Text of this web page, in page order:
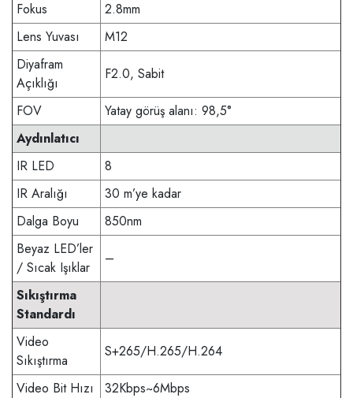
Fokus
2.8mm
Lens Yuvası
M12
Diyafram
Açıklığı
F2.0, Sabit
FOV
Yatay görüş alanı: 98,5°
Aydınlatıcı
IR LED
8
IR Aralığı
30 m’ye kadar
Dalga Boyu
850nm
Beyaz LED’ler
/ Sıcak Işıklar
–
Sıkıştırma
Standardı
Video
Sıkıştırma
S+265/H.265/H.264
Video Bit Hızı
32Kbps~6Mbps